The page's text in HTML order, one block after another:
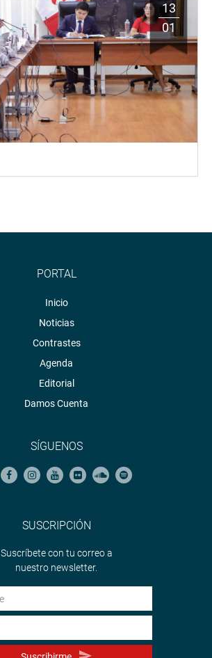
13
01
PORTAL
Inicio
Noticias
Contrastes
Agenda
Editorial
Damos Cuenta
SÍGUENOS
SUSCRIPCIÓN
Suscríbete con tu correo a
nuestro newsletter.